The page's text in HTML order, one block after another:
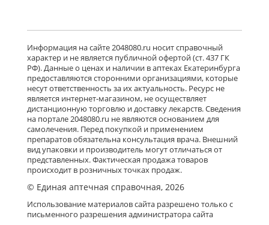
Информация на сайте 2048080.ru носит справочный
характер и не является публичной офертой (ст. 437 ГК
РФ). Данные о ценах и наличии в аптеках Екатеринбурга
предоставляются сторонними организациями, которые
несут ответственность за их актуальность. Ресурс не
является интернет-магазином, не осуществляет
дистанционную торговлю и доставку лекарств. Сведения
на портале 2048080.ru не являются основанием для
самолечения. Перед покупкой и применением
препаратов обязательна консультация врача. Внешний
вид упаковки и производитель могут отличаться от
представленных. Фактическая продажа товаров
происходит в розничных точках продаж.
© Единая аптечная справочная, 2026
Использование материалов сайта разрешено только с
письменного разрешения администратора сайта